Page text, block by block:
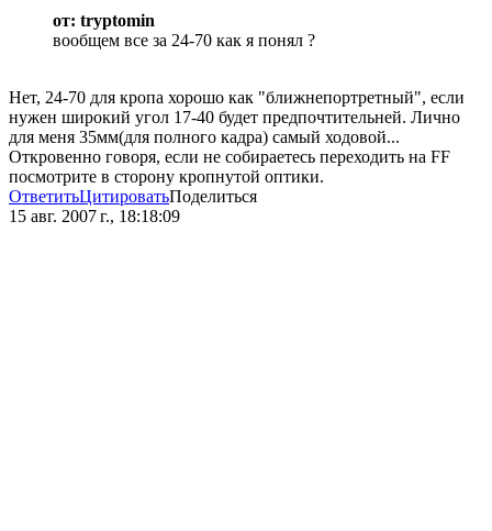
от: tryptomin
вообщем все за 24-70 как я понял ?
Нет, 24-70 для кропа хорошо как "ближнепортретный", если
нужен широкий угол 17-40 будет предпочтительней. Лично
для меня 35мм(для полного кадра) самый ходовой...
Откровенно говоря, если не собираетесь переходить на FF
посмотрите в сторону кропнутой оптики.
ОтветитьЦитироватьПоделиться
15 авг. 2007 г., 18:18:09